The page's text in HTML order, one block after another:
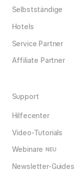
Selbstständige
Hotels
Service Partner
Affiliate Partner
Support
Hilfecenter
Video-Tutorials
Webinare NEU
Newsletter-Guides